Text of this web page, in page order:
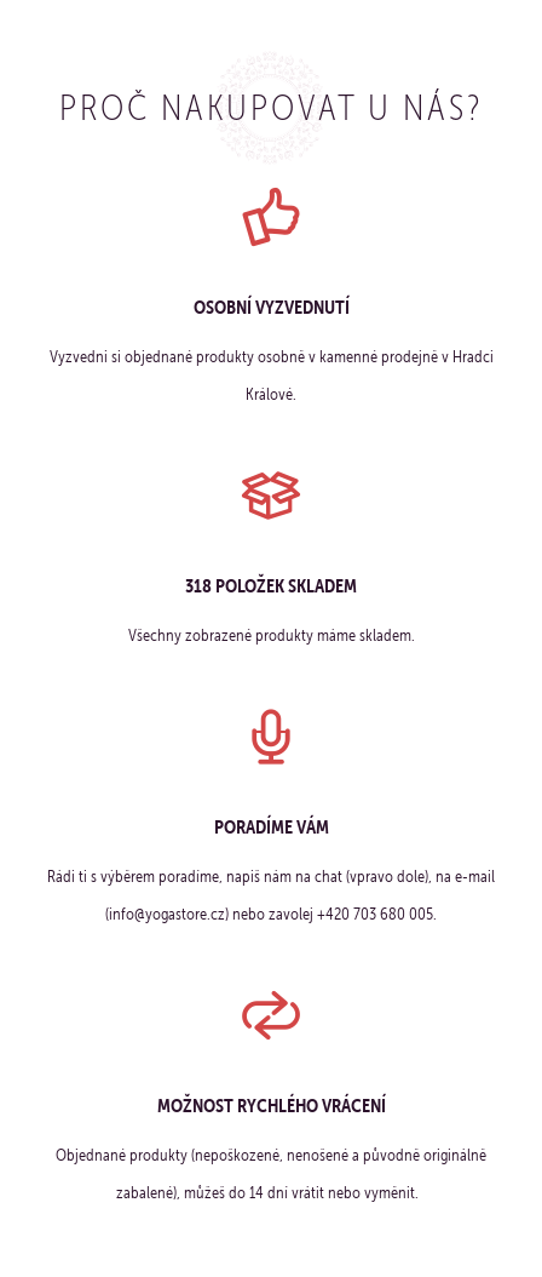
PROČ NAKUPOVAT U NÁS?
OSOBNÍ VYZVEDNUTÍ
Vyzvedni si objednané produkty osobně v kamenné prodejně v Hradci
Králové.
318 POLOŽEK SKLADEM
Všechny zobrazené produkty máme skladem.
PORADÍME VÁM
Rádi ti s výběrem poradíme, napiš nám na chat (vpravo dole), na e-mail
(info@yogastore.cz) nebo zavolej +420 703 680 005.
MOŽNOST RYCHLÉHO VRÁCENÍ
Objednané produkty (nepoškozené, nenošené a původně originálně
zabalené), můžeš do 14 dní vrátit nebo vyměnit.